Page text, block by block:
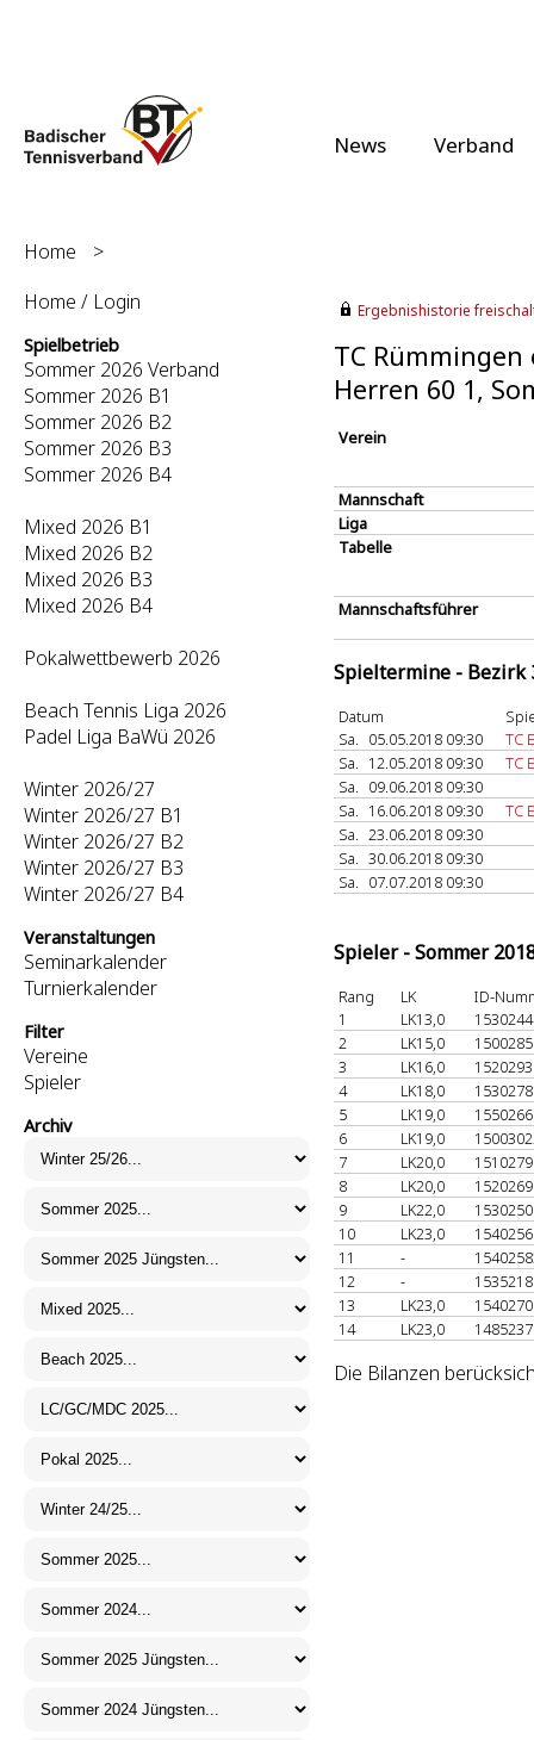
News Verband
Home
>
Home / Login
Spielbetrieb
Sommer 2026 Verband
Sommer 2026 B1
Sommer 2026 B2
Sommer 2026 B3
Sommer 2026 B4
Mixed 2026 B1
Mixed 2026 B2
Mixed 2026 B3
Mixed 2026 B4
Pokalwettbewerb 2026
Beach Tennis Liga 2026
Padel Liga BaWü 2026
Winter 2026/27
Winter 2026/27 B1
Winter 2026/27 B2
Winter 2026/27 B3
Winter 2026/27 B4
Veranstaltungen
Seminarkalender
Turnierkalender
Filter
Vereine
Spieler
Archiv
Ergebnishistorie
TC Rümmingen
Herren 60 1,
Verein
Mannschaft
Liga
Tabelle
Mannschaftsführer
Spieltermine - Bezirk
Datum
Sa. 05.05.2018 09:30
TC
Sa. 12.05.2018 09:30
TC
Sa. 09.06.2018 09:30
Sa. 16.06.2018 09:30
TC
Sa. 23.06.2018 09:30
Sa. 30.06.2018 09:30
Sa. 07.07.2018 09:30
Spieler - Sommer
Rang LK
ID-
1
LK13,0
2
LK15,0
3
LK16,0
4
LK18,0
5
LK19,0
6
LK19,0
7
LK20,0
8
LK20,0
9
LK22,0
10
LK23,0
11
-
12
-
13
LK23,0
14
LK23,0
Die Bilanzen